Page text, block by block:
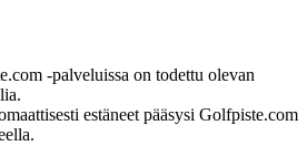
-palveluissa on todettu olevan
estäneet pääsysi Golfpiste.com